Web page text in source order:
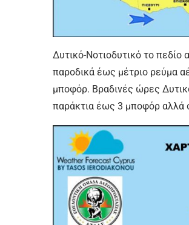
Δυτικό-Νοτιοδυτικό το
παροδικά έως μέτριο ρεύμα
μποφόρ. Βραδινές ώρες
παράκτια έως 3 μποφόρ αλλά